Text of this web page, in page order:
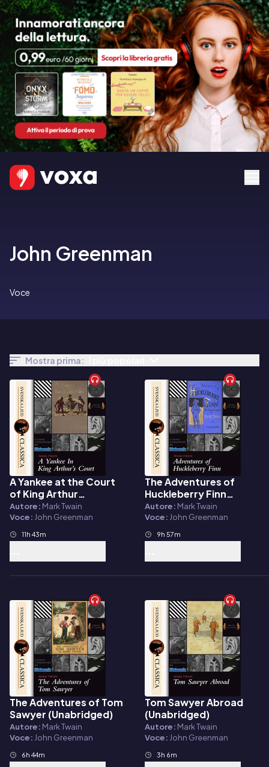
John Greenman
Voce
Mostra prima:
Audiolibro
A Yankee at the Court
of King Arthur
(Unabridged)
Autore: Mark Twain
Voce: John Greenman
11h 43m
Audiolibro
The Adventures of
Huckleberry Finn
(Unabridged)
Autore: Mark Twain
Voce: John Greenman
9h 57m
Audiolibro
The Adventures of Tom
Sawyer (Unabridged)
Autore: Mark Twain
Voce: John Greenman
6h 44m
Audiolibro
Tom Sawyer Abroad
(Unabridged)
Autore: Mark Twain
Voce: John Greenman
3h 6m